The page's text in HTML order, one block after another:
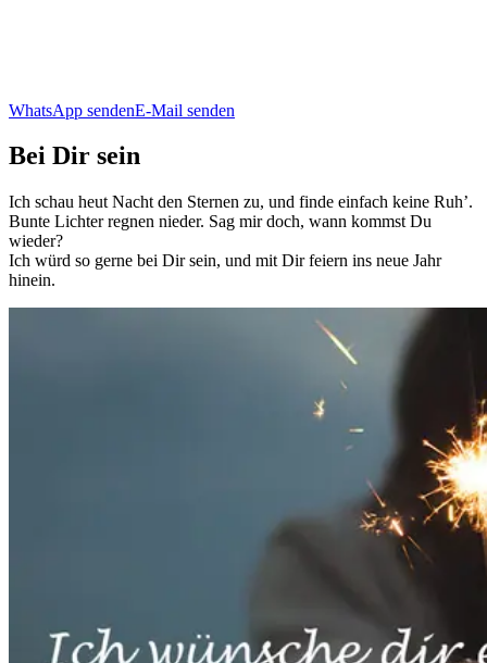
WhatsApp sendenE-Mail senden
Bei Dir sein
Ich schau heut Nacht den Sternen zu, und finde einfach keine Ruh’.
Bunte Lichter regnen nieder. Sag mir doch, wann kommst Du
wieder?
Ich würd so gerne bei Dir sein, und mit Dir feiern ins neue Jahr
hinein.